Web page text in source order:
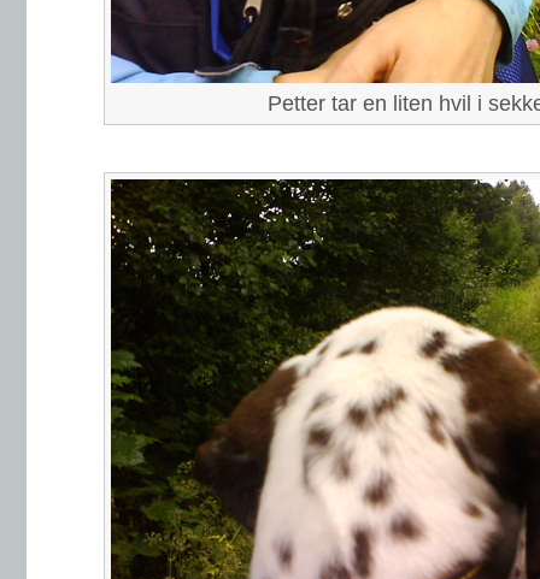
Petter tar en liten hvil i